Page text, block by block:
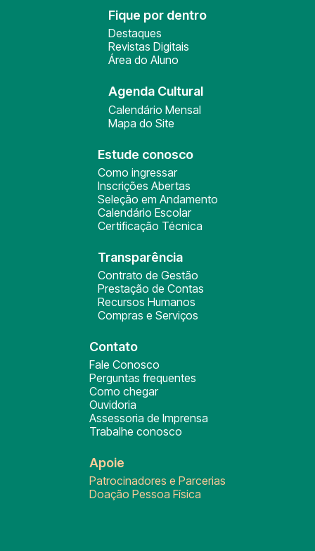
Fique por dentro
Destaques
Revistas Digitais
Área do Aluno
Agenda Cultural
Calendário Mensal
Mapa do Site
Estude conosco
Como ingressar
Inscrições Abertas
Seleção em Andamento
Calendário Escolar
Certificação Técnica
Transparência
Contrato de Gestão
Prestação de Contas
Recursos Humanos
Compras e Serviços
Contato
Fale Conosco
Perguntas frequentes
Como chegar
Ouvidoria
Assessoria de Imprensa
Trabalhe conosco
Apoie
Patrocinadores e Parcerias
Doação Pessoa Física